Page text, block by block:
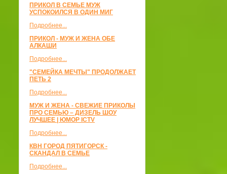
ПРИКОЛ В СЕМЬЕ МУЖ
УСПОКОИЛСЯ В ОДИН МИГ
Подробнее...
ПРИКОЛ - МУЖ И ЖЕНА ОБЕ
АЛКАШИ
Подробнее...
"СЕМЕЙКА МЕЧТЫ" ПРОДОЛЖАЕТ
ПЕТЬ 2
Подробнее...
МУЖ И ЖЕНА - СВЕЖИЕ ПРИКОЛЫ
ПРО СЕМЬЮ – ДИЗЕЛЬ ШОУ
ЛУЧШЕЕ | ЮМОР ICTV
Подробнее...
КВН ГОРОД ПЯТИГОРСК -
СКАНДАЛ В СЕМЬЕ
Подробнее...